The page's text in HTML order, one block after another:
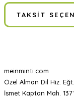
TAKSIT
meinminti.com
Özel Alman Dil Hiz. Eğt.
İsmet Kaptan Mah.